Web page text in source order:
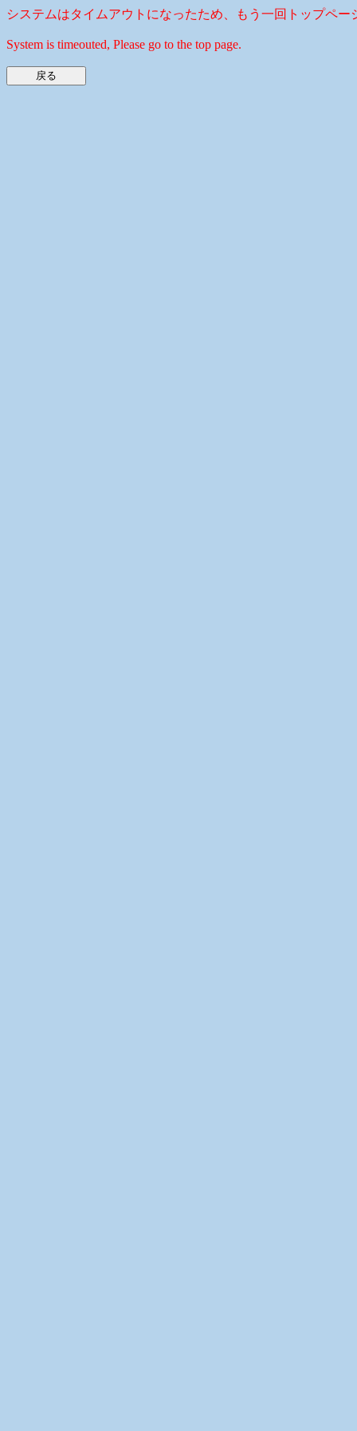
システムはタイムアウトになったため、もう一回トップペー
System is timeouted, Please go to the top page.